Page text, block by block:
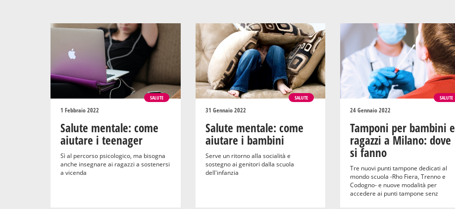
SALUTE
1 Febbraio 2022
Salute mentale: come
aiutare i teenager
Sì al percorso psicologico, ma bisogna
anche insegnare ai ragazzi a sostenersi
a vicenda
SALUTE
31 Gennaio 2022
Salute mentale: come
aiutare i bambini
Serve un ritorno alla socialità e
sostegno ai genitori dalla scuola
dell'infanzia
SALUTE
24 Gennaio 2022
Tamponi per bambini e
ragazzi a Milano: dove
si fanno
Tre nuovi punti tampone dedicati al
mondo scuola -Rho Fiera, Trenno e
Codogno- e nuove modalità per
accedere ai punti tampone senz